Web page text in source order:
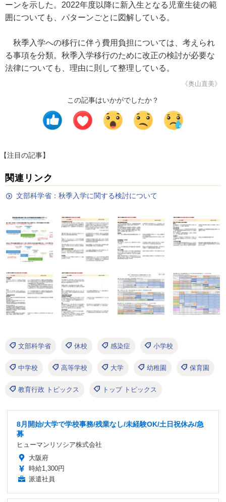
ーンを示した。2022年度以降に新入生となる児童生徒の範
囲についても、パターンごとに図解している。
秋季入学への移行に伴う費用負担については、考えられ
る事項を分類。秋季入学移行のために改正の検討が必要な
法律についても、理由に則して整理している。
《奥山直美》
この記事はいかがでしたか？
【注目の記事】
関連リンク
文部科学省：秋季入学に関する検討について
文部科学省 休校 感染症 小学校
中学校 高等学校 大学 幼稚園 保育園
教育行政 トピックス トップ トピックス
8月開始/大学で学校事務/残業なし/未経験OK/土日祝休み/急
募
ヒューマンリソシア株式会社
大阪府
時給1,300円
派遣社員